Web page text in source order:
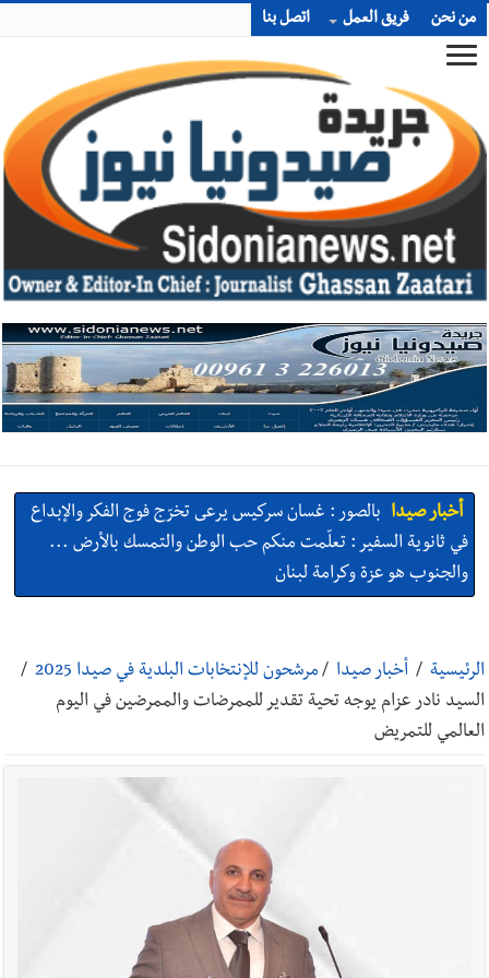
من نحن فريق العمل اتصل بنا
أخبار صيدا بالصور : غسان سركيس يرعى تخرّج فوج الفكر والإبداع
في ثانوية السفير : تعلّمت منكم حب الوطن والتمسك بالأرض ...
والجنوب هو عزة وكرامة لبنان
أخبار صيدا
بلدية صيدا : حجز مركبتي توكتوك وتغريم صاحبهما
بسبب الإزعاج الصوتي
We are hiring in Saida - Apply now before 14
august ...مطلوب موظفة للعمل في الأكاديمية الدولية لبناء
بلدية صيدا ومؤسسة الحريري تعقدان الاجتماع
التشاوري الأول للمرصد الحضري
الرئيسية / أخبار صيدا / مرشحون للإنتخابات البلدية في صيدا 2025
/
السيد نادر عزام يوجه تحية تقدير للممرضات والممرضين في اليوم
العالمي للتمريض